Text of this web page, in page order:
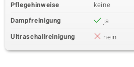
Pflegehinweise
keine
Dampfreinigung
ja
Ultraschallreinigung
nein